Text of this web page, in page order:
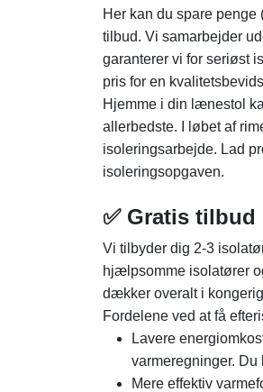
Her kan du spare
tilbud. Vi samarbejder
garanterer vi for seriøst
pris for en
Hjemme i din lænestol
allerbedste. I løbet af
isoleringsarbejde. Lad
isoleringsopgaven.
✅ Gratis
Vi tilbyder dig 2-3
hjælpsomme isolatører
dækker overalt i
Fordelene ved at få
Lavere
varmeregninger.
Mere effektiv